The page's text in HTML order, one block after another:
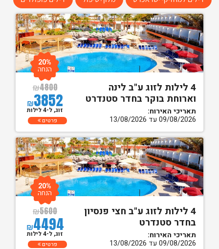
4 לילות לזוג ע"ב לינה
וארוחת בוקר בחדר סטנדרט
תאריכי האירוח:
09/08/2026 עד 13/08/2026
₪4800
₪3852
20%
הנחה
זוג, ל-4 לילות
פרטים
4 לילות לזוג ע"ב חצי פנסיון
בחדר סטנדרט
תאריכי האירוח:
09/08/2026 עד 13/08/2026
₪5600
₪4494
20%
הנחה
זוג, ל-4 לילות
פרטים